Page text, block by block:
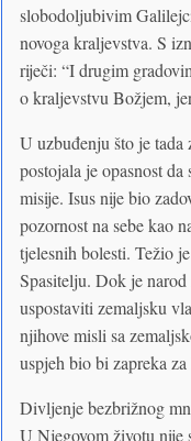
slobodoljubivim
novoga kraljevstva. S
riječi: “I drugim
o kraljevstvu Božjem,
U uzbuđenju što je
postojala je opasnost
misije. Isus nije bio
pozornost na sebe kao
tjelesnih bolesti. Težio
Spasitelju. Dok je
uspostaviti zemaljsku
njihove misli sa
uspjeh bio bi zapreka
Divljenje bezbrižnog
U Njegovom životu nije